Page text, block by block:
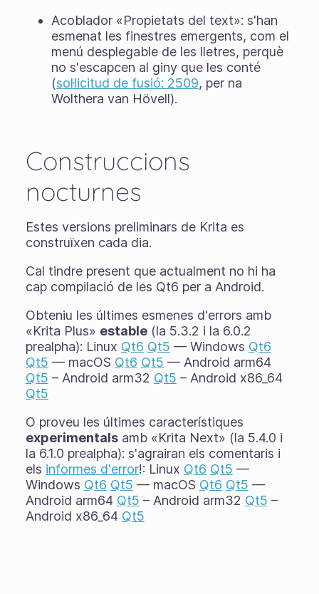
Acoblador «Propietats del text»: s'han
esmenat les finestres emergents, com el
menú desplegable de les lletres, perquè
no s'escapcen al giny que les conté
(sol·licitud de fusió: 2509, per na
Wolthera van Hövell).
Construccions
nocturnes
Estes versions preliminars de Krita es
construïxen cada dia.
Cal tindre present que actualment no hi ha
cap compilació de les Qt6 per a Android.
Obteniu les últimes esmenes d'errors amb
«Krita Plus» estable(la 5.3.2 i la 6.0.2
prealpha): Linux Qt6 Qt5 — Windows Qt6
Qt5 — macOS Qt6 Qt5 — Android arm64
Qt5 – Android arm32 Qt5 – Android x86_64
Qt5
O proveu les últimes característiques
experimentalsamb «Krita Next» (la 5.4.0 i
la 6.1.0 prealpha): s'agrairan els comentaris i
els informes d'error!: Linux Qt6 Qt5 —
Windows Qt6 Qt5 — macOS Qt6 Qt5 —
Android arm64 Qt5 – Android arm32 Qt5 –
Android x86_64 Qt5